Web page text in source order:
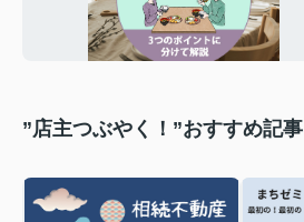
”店主つぶやく！”おすすめ記事